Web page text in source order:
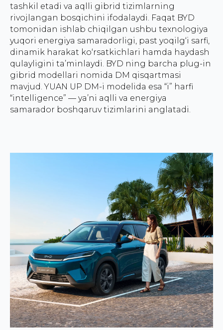
tashkil etadi va aqlli gibrid tizimlarning
rivojlangan bosqichini ifodalaydi. Faqat BYD
tomonidan ishlab chiqilgan ushbu texnologiya
yuqori energiya samaradorligi, past yoqilg‘i sarfi,
dinamik harakat ko‘rsatkichlari hamda haydash
qulayligini ta’minlaydi. BYD ning barcha plug-in
gibrid modellari nomida DM qisqartmasi
mavjud. YUAN UP DM-i modelida esa “i” harfi
“intelligence” — ya’ni aqlli va energiya
samarador boshqaruv tizimlarini anglatadi.